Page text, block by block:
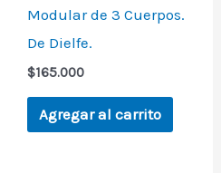
Modular de 3 Cuerpos.
De Dielfe.
$165.000
Agregar al carrito